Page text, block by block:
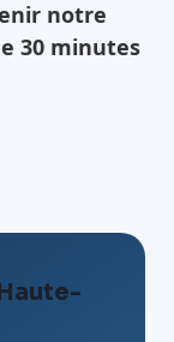
notre
30 minutes